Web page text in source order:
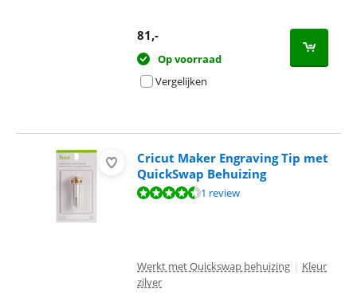
81,-
Op voorraad
Vergelijken
Cricut Maker Engraving Tip met
QuickSwap Behuizing
Beoordeling is 8,7 van de 10, gebaseerd op 1 review.
1 review
Werkt met Quickswap behuizing | Kleur
zilver